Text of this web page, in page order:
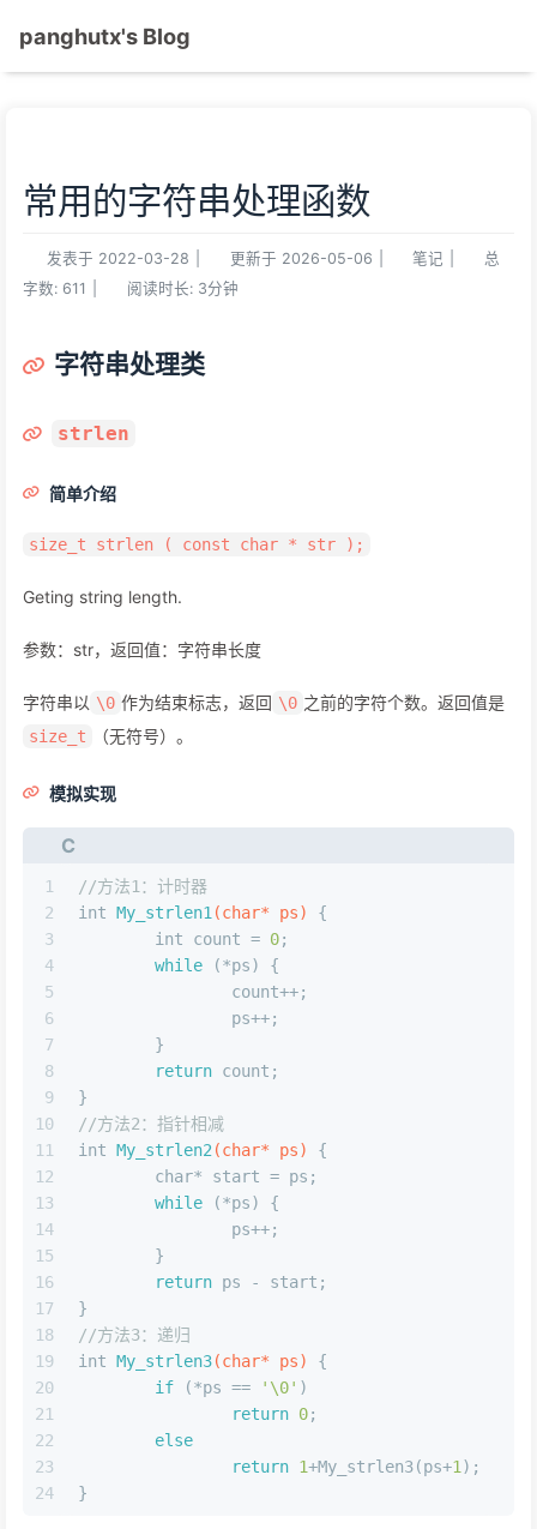
panghutx's Blog
常用的字符串处理函数
发表于 2022-03-28 更新于 2026-05-06 笔记
总
字数: 611 阅读时长: 3分钟
字符串处理类
strlen
简单介绍
size_t strlen ( const char * str );
Geting string length.
参数：str，返回值：字符串长度
字符串以 \0 作为结束标志，返回 \0 之前的字符个数。返回值是
size_t （无符号）。
模拟实现
C
1
2
3
4
5
6
7
8
9
10
11
12
13
14
15
16
17
18
19
20
21
22
23
24
//方法1：计时器
int My_strlen1 (char* ps)
{
int count = 0;
while (*ps) {
		count++;
		ps++;
	}
return count;
}
//方法2：指针相减
int My_strlen2 (char* ps)
{
char* start = ps;
while (*ps) {
		ps++;
	}
return ps - start;
}
//方法3：递归
int My_strlen3(char* ps)
{
if (*ps == '\0' )
return 0;
else
return 1+My_strlen3(ps+1 );
}